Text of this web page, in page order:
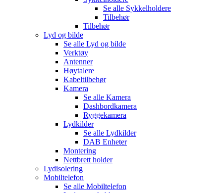
Se alle Sykkelholdere
Tilbehør
Tilbehør
Lyd og bilde
Se alle Lyd og bilde
Verktøy
Antenner
Høytalere
Kabeltilbehør
Kamera
Se alle Kamera
Dashbordkamera
Ryggekamera
Lydkilder
Se alle Lydkilder
DAB Enheter
Montering
Nettbrett holder
Lydisolering
Mobiltelefon
Se alle Mobiltelefon